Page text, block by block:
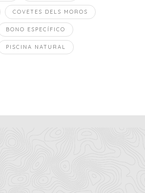
COVETES DELS MOROS
BONO ESPECÍFICO
PISCINA NATURAL